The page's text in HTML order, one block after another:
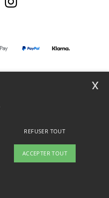
- Tous droits réservés
REFUSER TOUT
ACCEPTER TOUT
x